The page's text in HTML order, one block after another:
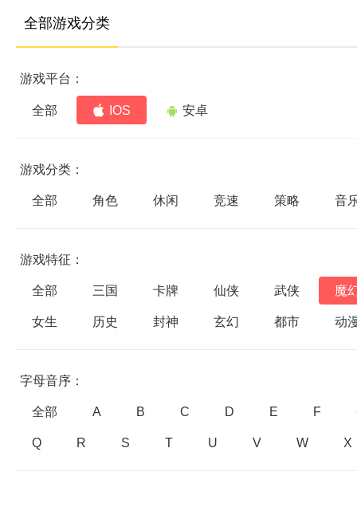
全部游戏分类
游戏平台：
全部 IOS 安卓
游戏分类：
全部 角色 休闲 竞速 策略 音
游戏特征：
全部 三国 卡牌 仙侠 武侠 魔
女生 历史 封神 玄幻 都市 动
字母音序：
全部 A B C D E F
Q R S T U V W X